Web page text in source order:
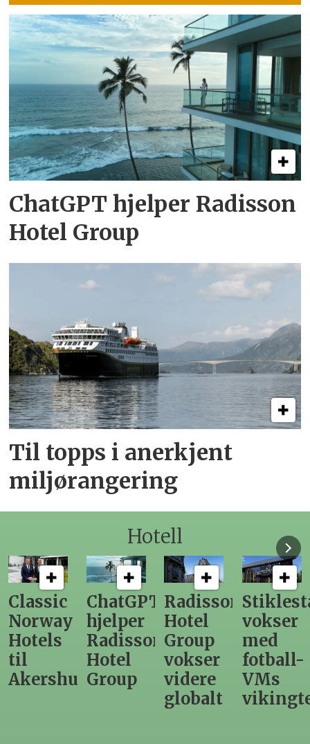
ChatGPT hjelper Radisson
Hotel Group
Til topps i anerkjent
miljørangering
Hotell
Classic
Norway
Hotels
til
Akershus
ChatGPT
hjelper
Radisson
Hotel
Group
Radisson
Hotel
Group
vokser
videre
globalt
vokser
med
fotball-
VMs